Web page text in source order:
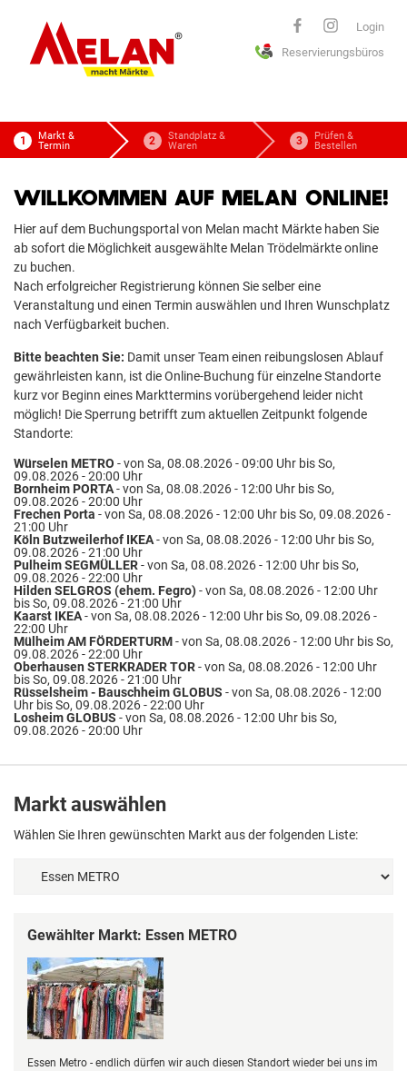
Login
Reservierungsbüros
Markt &
Termin
Standplatz &
Waren
Prüfen &
Bestellen
WILLKOMMEN AUF MELAN ONLINE!
Hier auf dem Buchungsportal von Melan macht Märkte haben Sie
ab sofort die Möglichkeit ausgewählte Melan Trödelmärkte online
zu buchen.
Nach erfolgreicher Registrierung können Sie selber eine
Veranstaltung und einen Termin auswählen und Ihren Wunschplatz
nach Verfügbarkeit buchen.
Bitte beachten Sie: Damit unser Team einen reibungslosen Ablauf
gewährleisten kann, ist die Online-Buchung für einzelne Standorte
kurz vor Beginn eines Markttermins vorübergehend leider nicht
möglich! Die Sperrung betrifft zum aktuellen Zeitpunkt folgende
Standorte:
Würselen METRO - von Sa, 08.08.2026 - 09:00 Uhr bis So,
09.08.2026 - 20:00 Uhr
Bornheim PORTA- von Sa, 08.08.2026 - 12:00 Uhr bis So,
09.08.2026 - 20:00 Uhr
Frechen Porta - von Sa, 08.08.2026 - 12:00 Uhr bis So, 09.08.2026 -
21:00 Uhr
Köln Butzweilerhof IKEA- von Sa, 08.08.2026 - 12:00 Uhr bis So,
09.08.2026 - 21:00 Uhr
Pulheim SEGMÜLLER- von Sa, 08.08.2026 - 12:00 Uhr bis So,
09.08.2026 - 22:00 Uhr
Hilden SELGROS (ehem. Fegro)- von Sa, 08.08.2026 - 12:00 Uhr
bis So, 09.08.2026 - 21:00 Uhr
Kaarst IKEA- von Sa, 08.08.2026 - 12:00 Uhr bis So, 09.08.2026 -
22:00 Uhr
Mülheim AM FÖRDERTURM- von Sa, 08.08.2026 - 12:00 Uhr bis So,
09.08.2026 - 22:00 Uhr
Oberhausen STERKRADER TOR- von Sa, 08.08.2026 - 12:00 Uhr
bis So, 09.08.2026 - 21:00 Uhr
Rüsselsheim - Bauschheim GLOBUS - von Sa, 08.08.2026 - 12:00
Uhr bis So, 09.08.2026 - 22:00 Uhr
Losheim GLOBUS - von Sa, 08.08.2026 - 12:00 Uhr bis So,
09.08.2026 - 20:00 Uhr
Markt auswählen
Wählen Sie Ihren gewünschten Markt aus der folgenden Liste:
Gewählter Markt: Essen METRO
Essen Metro - endlich dürfen wir auch diesen Standort wieder bei uns im